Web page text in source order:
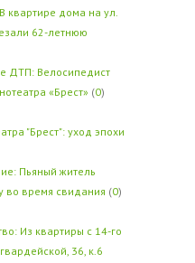
квартире дома на ул.
62-летнюю
ДТП: Велосипедист
«Брест» (0)
"Брест": уход эпохи
Пьяный житель
во время свидания (0)
Из квартиры с 14-го
36, к.6